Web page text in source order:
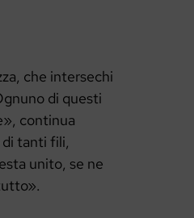
che intersechi
di questi
continua
tanti fili,
unito, se ne